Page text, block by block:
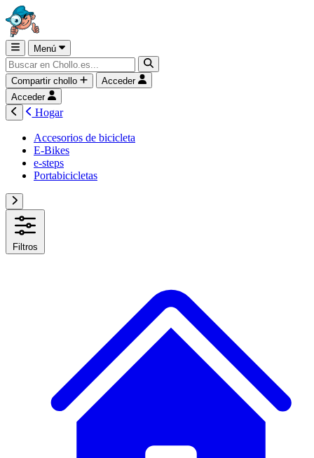
Menú
Compartir chollo
Acceder
Acceder
Hogar
Accesorios de bicicleta
E-Bikes
e-steps
Portabicicletas
Filtros